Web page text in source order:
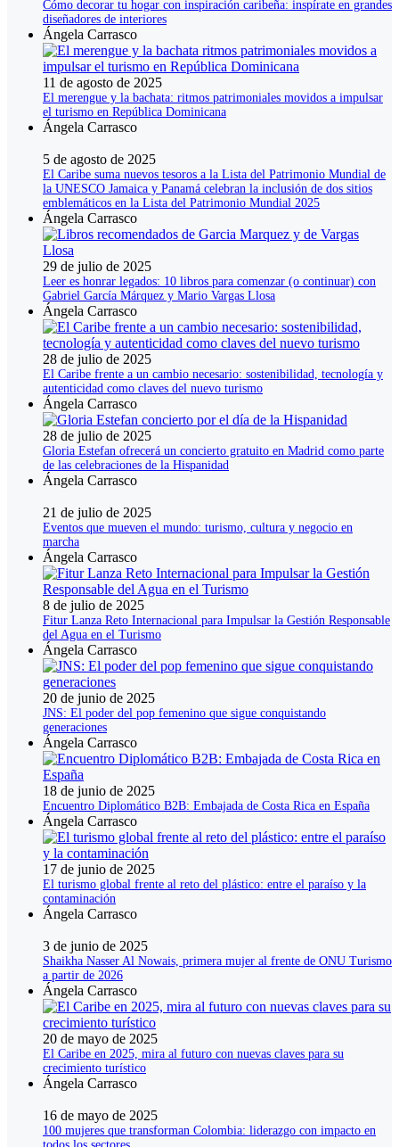
Cómo decorar tu hogar con inspiración caribeña: inspírate en grandes
diseñadores de interiores
Ángela Carrasco
11 de agosto de 2025
El merengue y la bachata: ritmos patrimoniales movidos a impulsar
el turismo en República Dominicana
Ángela Carrasco
5 de agosto de 2025
El Caribe suma nuevos tesoros a la Lista del Patrimonio Mundial de
la UNESCO Jamaica y Panamá celebran la inclusión de dos sitios
emblemáticos en la Lista del Patrimonio Mundial 2025
Ángela Carrasco
29 de julio de 2025
Leer es honrar legados: 10 libros para comenzar (o continuar) con
Gabriel García Márquez y Mario Vargas Llosa
Ángela Carrasco
28 de julio de 2025
El Caribe frente a un cambio necesario: sostenibilidad, tecnología y
autenticidad como claves del nuevo turismo
Ángela Carrasco
28 de julio de 2025
Gloria Estefan ofrecerá un concierto gratuito en Madrid como parte
de las celebraciones de la Hispanidad
Ángela Carrasco
21 de julio de 2025
Eventos que mueven el mundo: turismo, cultura y negocio en
marcha
Ángela Carrasco
8 de julio de 2025
Fitur Lanza Reto Internacional para Impulsar la Gestión Responsable
del Agua en el Turismo
Ángela Carrasco
20 de junio de 2025
JNS: El poder del pop femenino que sigue conquistando
generaciones
Ángela Carrasco
18 de junio de 2025
Encuentro Diplomático B2B: Embajada de Costa Rica en España
Ángela Carrasco
17 de junio de 2025
El turismo global frente al reto del plástico: entre el paraíso y la
contaminación
Ángela Carrasco
3 de junio de 2025
Shaikha Nasser Al Nowais, primera mujer al frente de ONU Turismo
a partir de 2026
Ángela Carrasco
20 de mayo de 2025
El Caribe en 2025, mira al futuro con nuevas claves para su
crecimiento turístico
Ángela Carrasco
16 de mayo de 2025
100 mujeres que transforman Colombia: liderazgo con impacto en